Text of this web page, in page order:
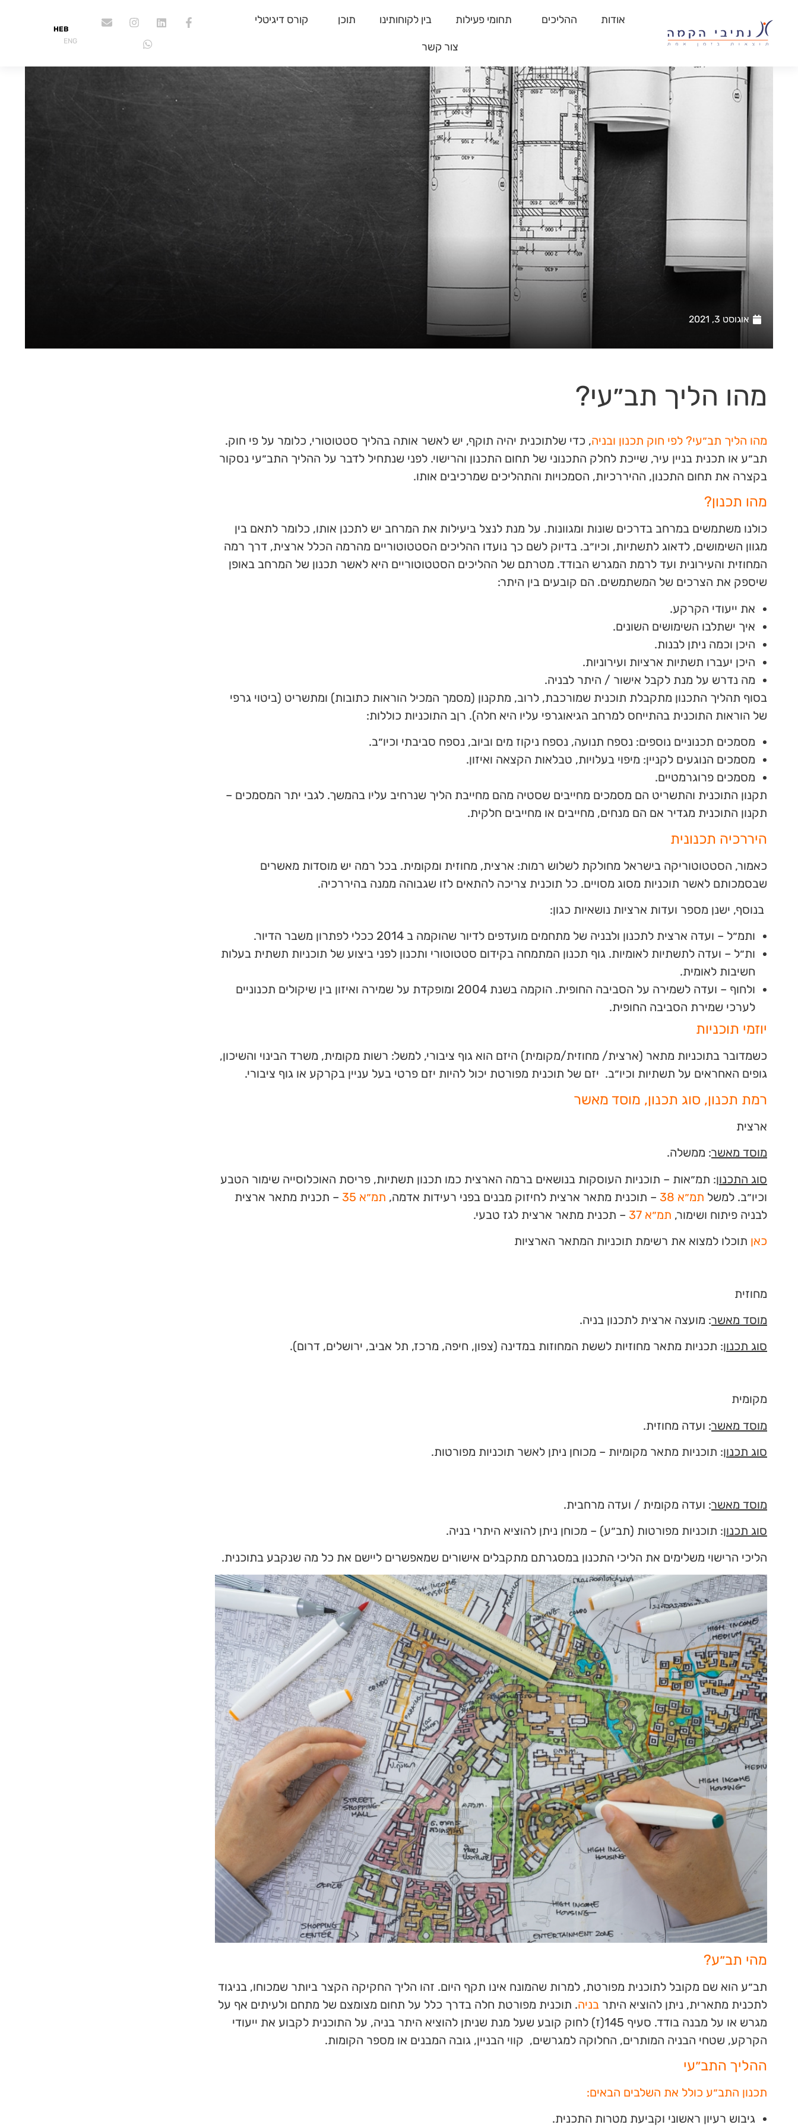
אודות ההליכים תחומי פעילות בין לקוחותינו תוכן קורס דיגיטלי
צור קשר
HEB
ENG
אוגוסט 3, 2021
מהו הליך תב״עי?
מהו הליך תב״עי? לפי חוק תכנון ובניה, כדי שלתוכנית יהיה תוקף, יש לאשר אותה בהליך סטטוטורי, כלומר על פי חוק.
תב״ע או תכנית בניין עיר, שייכת לחלק התכנוני של תחום התכנון והרישוי. לפני שנתחיל לדבר על ההליך התב״עי נסקור
בקצרה את תחום התכנון, ההיררכיות, הסמכויות והתהליכים שמרכיבים אותו.
מהו תכנון?
כולנו משתמשים במרחב בדרכים שונות ומגוונות. על מנת לנצל ביעילות את המרחב יש לתכנן אותו, כלומר לתאם בין
מגוון השימושים, לדאוג לתשתיות, וכיו״ב. בדיוק לשם כך נועדו ההליכים הסטטוטוריים מהרמה הכלל ארצית, דרך רמה
המחוזית והעירונית ועד לרמת המגרש הבודד. מטרתם של ההליכים הסטטוטוריים היא לאשר תכנון של המרחב באופן
שיספק את הצרכים של המשתמשים. הם קובעים בין היתר:
את ייעודי הקרקע.
איך ישתלבו השימושים השונים.
היכן וכמה ניתן לבנות.
היכן יעברו תשתיות ארציות ועירוניות.
מה נדרש על מנת לקבל אישור / היתר לבניה.
בסוף תהליך התכנון מתקבלת תוכנית שמורכבת, לרוב, מתקנון (מסמך המכיל הוראות כתובות) ומתשריט (ביטוי גרפי
של הוראות התוכנית בהתייחס למרחב הגיאוגרפי עליו היא חלה). רןב התוכניות כוללות:
מסמכים תכנוניים נוספים: נספח תנועה, נספח ניקוז מים וביוב, נספח סביבתי וכיו״ב.
מסמכים הנוגעים לקניין: מיפוי בעלויות, טבלאות הקצאה ואיזון.
מסמכים פרוגרמטיים.
תקנון התוכנית והתשריט הם מסמכים מחייבים שסטיה מהם מחייבת הליך שנרחיב עליו בהמשך. לגבי יתר המסמכים –
תקנון התוכנית מגדיר אם הם מנחים, מחייבים או מחייבים חלקית.
היררכיה תכנונית
כאמור, הסטטוטוריקה בישראל מחולקת לשלוש רמות: ארצית, מחוזית ומקומית. בכל רמה יש מוסדות מאשרים
שבסמכותם לאשר תוכניות מסוג מסויים. כל תוכנית צריכה להתאים לזו שגבוהה ממנה בהיררכיה.
בנוסף, ישנן מספר ועדות ארציות נושאיות כגון:
ותמ״ל – ועדה ארצית לתכנון ולבניה של מתחמים מועדפים לדיור שהוקמה ב 2014 ככלי לפתרון משבר הדיור.
ות״ל – ועדה לתשתיות לאומיות. גוף תכנון המתמחה בקידום סטטוטורי ותכנון לפני ביצוע של תוכניות תשתית בעלות
חשיבות לאומית.
ולחוף – ועדה לשמירה על הסביבה החופית. הוקמה בשנת 2004 ומופקדת על שמירה ואיזון בין שיקולים תכנוניים
לערכי שמירת הסביבה החופית.
יוזמי תוכניות
כשמדובר בתוכניות מתאר (ארצית/ מחוזית/מקומית) היזם הוא גוף ציבורי, למשל: רשות מקומית, משרד הבינוי והשיכון,
גופים האחראים על תשתיות וכיו״ב. יזם של תוכנית מפורטת יכול להיות יזם פרטי בעל עניין בקרקע או גוף ציבורי.
רמת תכנון, סוג תכנון, מוסד מאשר
ארצית
מוסד מאשר: ממשלה.
סוג התכנון: תמ״אות – תוכניות העוסקות בנושאים ברמה הארצית כמו תכנון תשתיות, פריסת האוכלוסייה שימור הטבע
וכיו״ב. למשל תמ״א 38 – תוכנית מתאר ארצית לחיזוק מבנים בפני רעידות אדמה, תמ״א 35
– תכנית מתאר ארצית
לבניה פיתוח ושימור, תמ״א 37
– תכנית מתאר ארצית לגז טבעי.
כאן תוכלו למצוא את רשימת תוכניות המתאר הארציות
מחוזית
מוסד מאשר: מועצה ארצית לתכנון בניה.
סוג תכנון: תכניות מתאר מחוזיות לששת המחוזות במדינה (צפון, חיפה, מרכז, תל אביב, ירושלים, דרום).
מקומית
מוסד מאשר: ועדה מחוזית.
סוג תכנון: תוכניות מתאר מקומיות – מכוחן ניתן לאשר תוכניות מפורטות.
מוסד מאשר: ועדה מקומית / ועדה מרחבית.
סוג תכנון: תוכניות מפורטות (תב״ע) – מכוחן ניתן להוציא היתרי בניה.
הליכי הרישוי משלימים את הליכי התכנון במסגרתם מתקבלים אישורים שמאפשרים ליישם את כל מה שנקבע בתוכנית.
מהי תב״ע?
תב״ע הוא שם מקובל לתוכנית מפורטת, למרות שהמונח אינו תקף היום. זהו הליך החקיקה הקצר ביותר שמכוחו, בניגוד
לתכנית מתארית, ניתן להוציא היתר בניה. תוכנית מפורטת חלה בדרך כלל על תחום מצומצם של מתחם ולעיתים אף על
מגרש או על מבנה בודד. סעיף 145(ז) לחוק קובע שעל מנת שניתן להוציא היתר בניה, על התוכנית לקבוע את ייעודי
הקרקע, שטחי הבניה המותרים, החלוקה למגרשים, קווי הבניין, גובה המבנים או מספר הקומות.
ההליך התב״עי
תכנון התב״ע כולל את השלבים הבאים:
גיבוש רעיון ראשוני וקביעת מטרות התכנית.